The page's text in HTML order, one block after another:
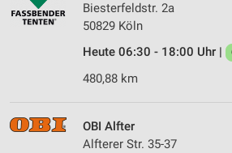
Biesterfeldstr. 2a
50829 Köln
Heute 06:30 - 18:00 Uhr |
480,88 km
OBI Alfter
Alfterer Str. 35-37
Erstellung von Profilen zur
von Inhalten
Verwendung von Profilen zur Auswahl
personalisierter Inhalte
Messung der Performance von Inhalten